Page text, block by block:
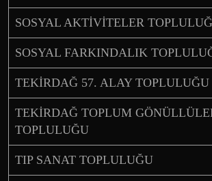
SOSYAL AKTİVİTELER
SOSYAL FARKINDALIK
TEKİRDAĞ 57. ALAY TOPLULUĞU
TEKİRDAĞ TOPLUM
TOPLULUĞU
TIP SANAT TOPLULUĞU